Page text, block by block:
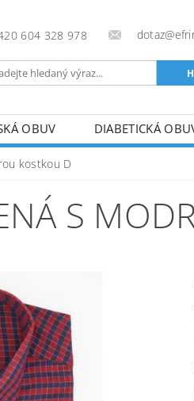
604 328 978
OBUV DIABETICKÁ
kostkou D
S